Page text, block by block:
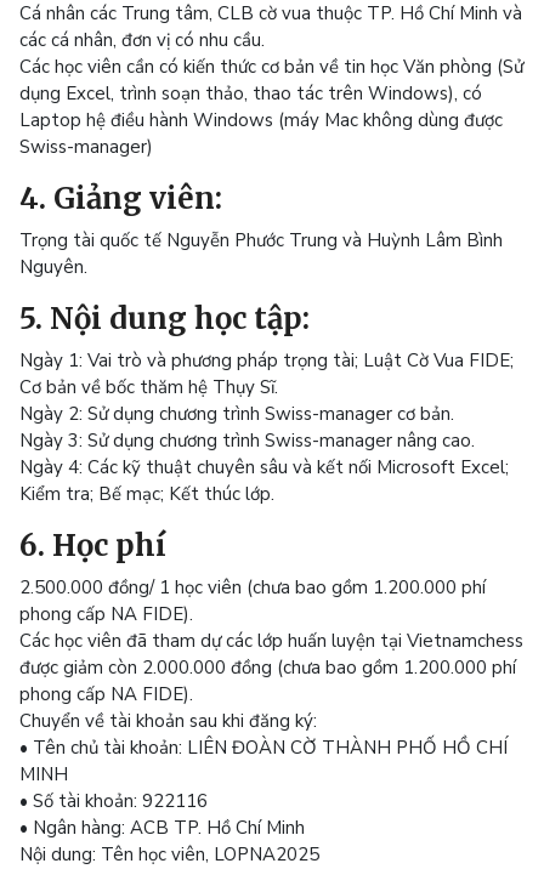
Cá nhân các Trung tâm, CLB cờ vua thuộc TP. Hồ Chí Minh và
các cá nhân, đơn vị có nhu cầu.
Các học viên cần có kiến thức cơ bản về tin học Văn phòng (Sử
dụng Excel, trình soạn thảo, thao tác trên Windows), có
Laptop hệ điều hành Windows (máy Mac không dùng được
Swiss-manager)
4. Giảng viên:
Trọng tài quốc tế Nguyễn Phước Trung và Huỳnh Lâm Bình
Nguyên.
5. Nội dung học tập:
Ngày 1: Vai trò và phương pháp trọng tài; Luật Cờ Vua FIDE;
Cơ bản về bốc thăm hệ Thụy Sĩ.
Ngày 2: Sử dụng chương trình Swiss-manager cơ bản.
Ngày 3: Sử dụng chương trình Swiss-manager nâng cao.
Ngày 4: Các kỹ thuật chuyên sâu và kết nối Microsoft Excel;
Kiểm tra; Bế mạc; Kết thúc lớp.
6. Học phí
2.500.000 đồng/ 1 học viên (chưa bao gồm 1.200.000 phí
phong cấp NA FIDE).
Các học viên đã tham dự các lớp huấn luyện tại Vietnamchess
được giảm còn 2.000.000 đồng (chưa bao gồm 1.200.000 phí
phong cấp NA FIDE).
Chuyển về tài khoản sau khi đăng ký:
• Tên chủ tài khoản: LIÊN ĐOÀN CỜ THÀNH PHỐ HỒ CHÍ
MINH
• Số tài khoản: 922116
• Ngân hàng: ACB TP. Hồ Chí Minh
Nội dung: Tên học viên, LOPNA2025